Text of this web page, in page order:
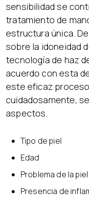
sensibilidad se
tratamiento de
estructura única.
sobre la idoneidad
tecnología de haz
acuerdo con esta
este eficaz
cuidadosamente,
aspectos.
Tipo de piel
Edad
Problema de la piel
Presencia de